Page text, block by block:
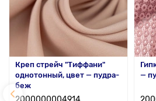
Креп стрейч "Тиффани"
однотонный, цвет — пудра-
беж
—